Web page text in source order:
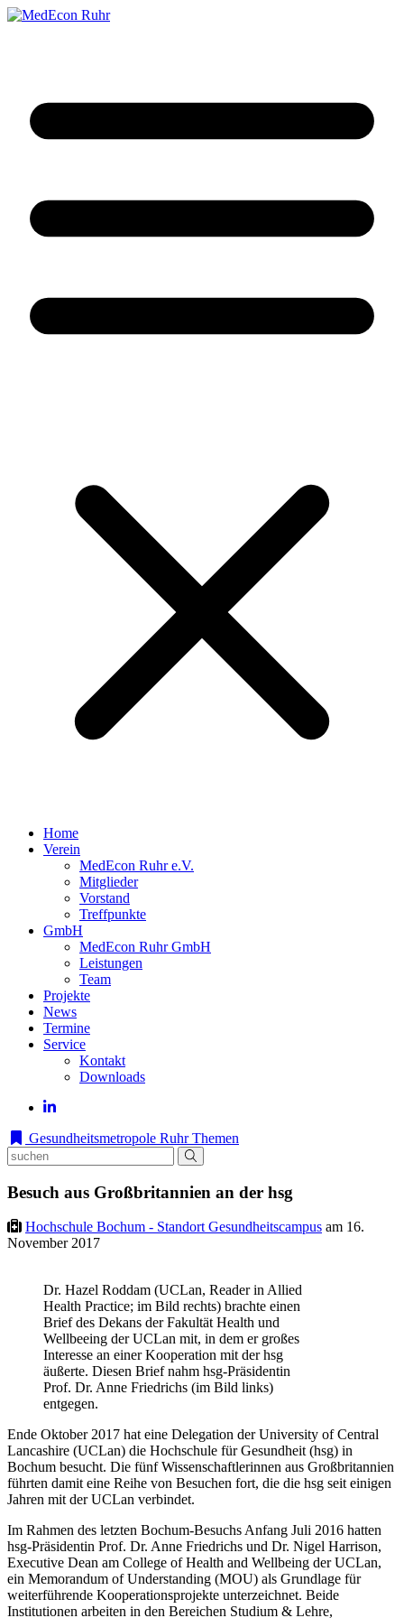
Home
Verein
MedEcon Ruhr e.V.
Mitglieder
Vorstand
Treffpunkte
GmbH
MedEcon Ruhr GmbH
Leistungen
Team
Projekte
News
Termine
Service
Kontakt
Downloads
Gesundheitsmetropole Ruhr Themen
Besuch aus Großbritannien an der hsg
Hochschule Bochum - Standort Gesundheitscampus am 16.
November 2017
Dr. Hazel Roddam (UCLan, Reader in Allied
Health Practice; im Bild rechts) brachte einen
Brief des Dekans der Fakultät Health und
Wellbeeing der UCLan mit, in dem er großes
Interesse an einer Kooperation mit der hsg
äußerte. Diesen Brief nahm hsg-Präsidentin
Prof. Dr. Anne Friedrichs (im Bild links)
entgegen.
Ende Oktober 2017 hat eine Delegation der University of Central
Lancashire (UCLan) die Hochschule für Gesundheit (hsg) in
Bochum besucht. Die fünf Wissenschaftlerinnen aus Großbritannien
führten damit eine Reihe von Besuchen fort, die die hsg seit einigen
Jahren mit der UCLan verbindet.
Im Rahmen des letzten Bochum-Besuchs Anfang Juli 2016 hatten
hsg-Präsidentin Prof. Dr. Anne Friedrichs und Dr. Nigel Harrison,
Executive Dean am College of Health and Wellbeing der UCLan,
ein Memorandum of Understanding (MOU) als Grundlage für
weiterführende Kooperationsprojekte unterzeichnet. Beide
Institutionen arbeiten in den Bereichen Studium & Lehre,